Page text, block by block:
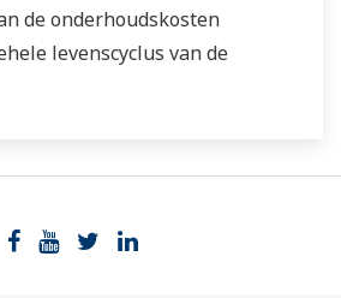
de onderhoudskosten
levenscyclus van de